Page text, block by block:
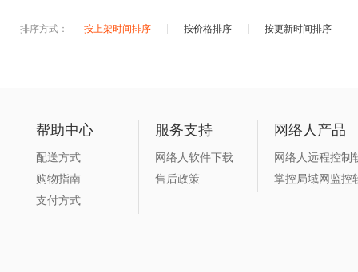
排序方式： 按上架时间排序 按价格排序 按更新时间排序
帮助中心
配送方式
购物指南
支付方式
服务支持
网络人软件下载
售后政策
网络人产品
网络人远程控制
掌控局域网监控